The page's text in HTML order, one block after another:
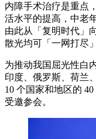
内障手术治疗是重点
活水平的提高，中老
由此从「复明时代」
散光均可「一网打尽」
为推动我国屈光性白
印度、俄罗斯、荷兰
10 个国家和地区的
受邀参会。